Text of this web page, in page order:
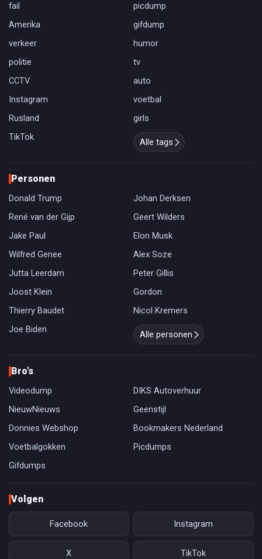
fail
picdump
Amerika
gifdump
verkeer
humor
politie
tv
CCTV
auto
Instagram
voetbal
Rusland
girls
TikTok
Alle tags
Personen
Donald Trump
Johan Derksen
René van der Gijp
Geert Wilders
Jake Paul
Elon Musk
Wilfred Genee
Alex Soze
Jutta Leerdam
Peter Gillis
Joost Klein
Gordon
Thierry Baudet
Nicol Kremers
Joe Biden
Alle personen
Bro's
Videodump
DIKS Autoverhuur
NieuwNieuws
Geenstijl
Donnies Webshop
Bookmakers Nederland
Voetbalgokken
Picdumps
Gifdumps
Volgen
Facebook Instagram
X TikTok